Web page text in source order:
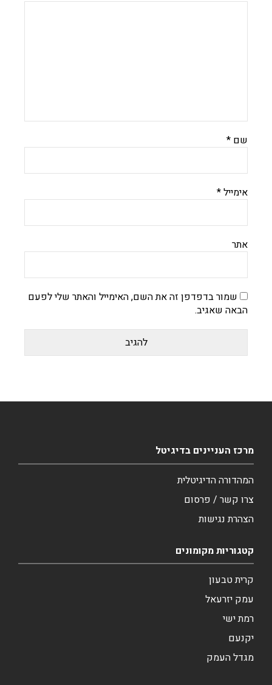
שם *
אימייל*
אתר
שמור בדפדפן זה את השם, האימייל והאתר שלי לפעם
הבאה שאגיב.
מרכז העניינים בדיגיטל
המהדורה הדיגיטלית
צרו קשר / פרסום
הצהרת נגישות
קטגוריות מקומונים
קרית טבעון
עמק יזרעאל
רמת ישי
יקנעם
מגדל העמק